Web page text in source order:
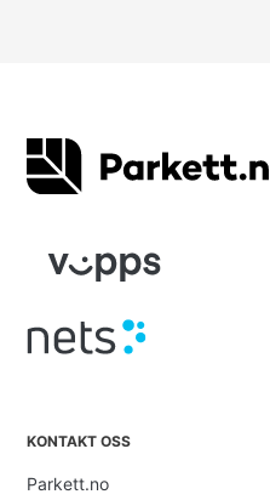
KONTAKT OSS
Parkett.no